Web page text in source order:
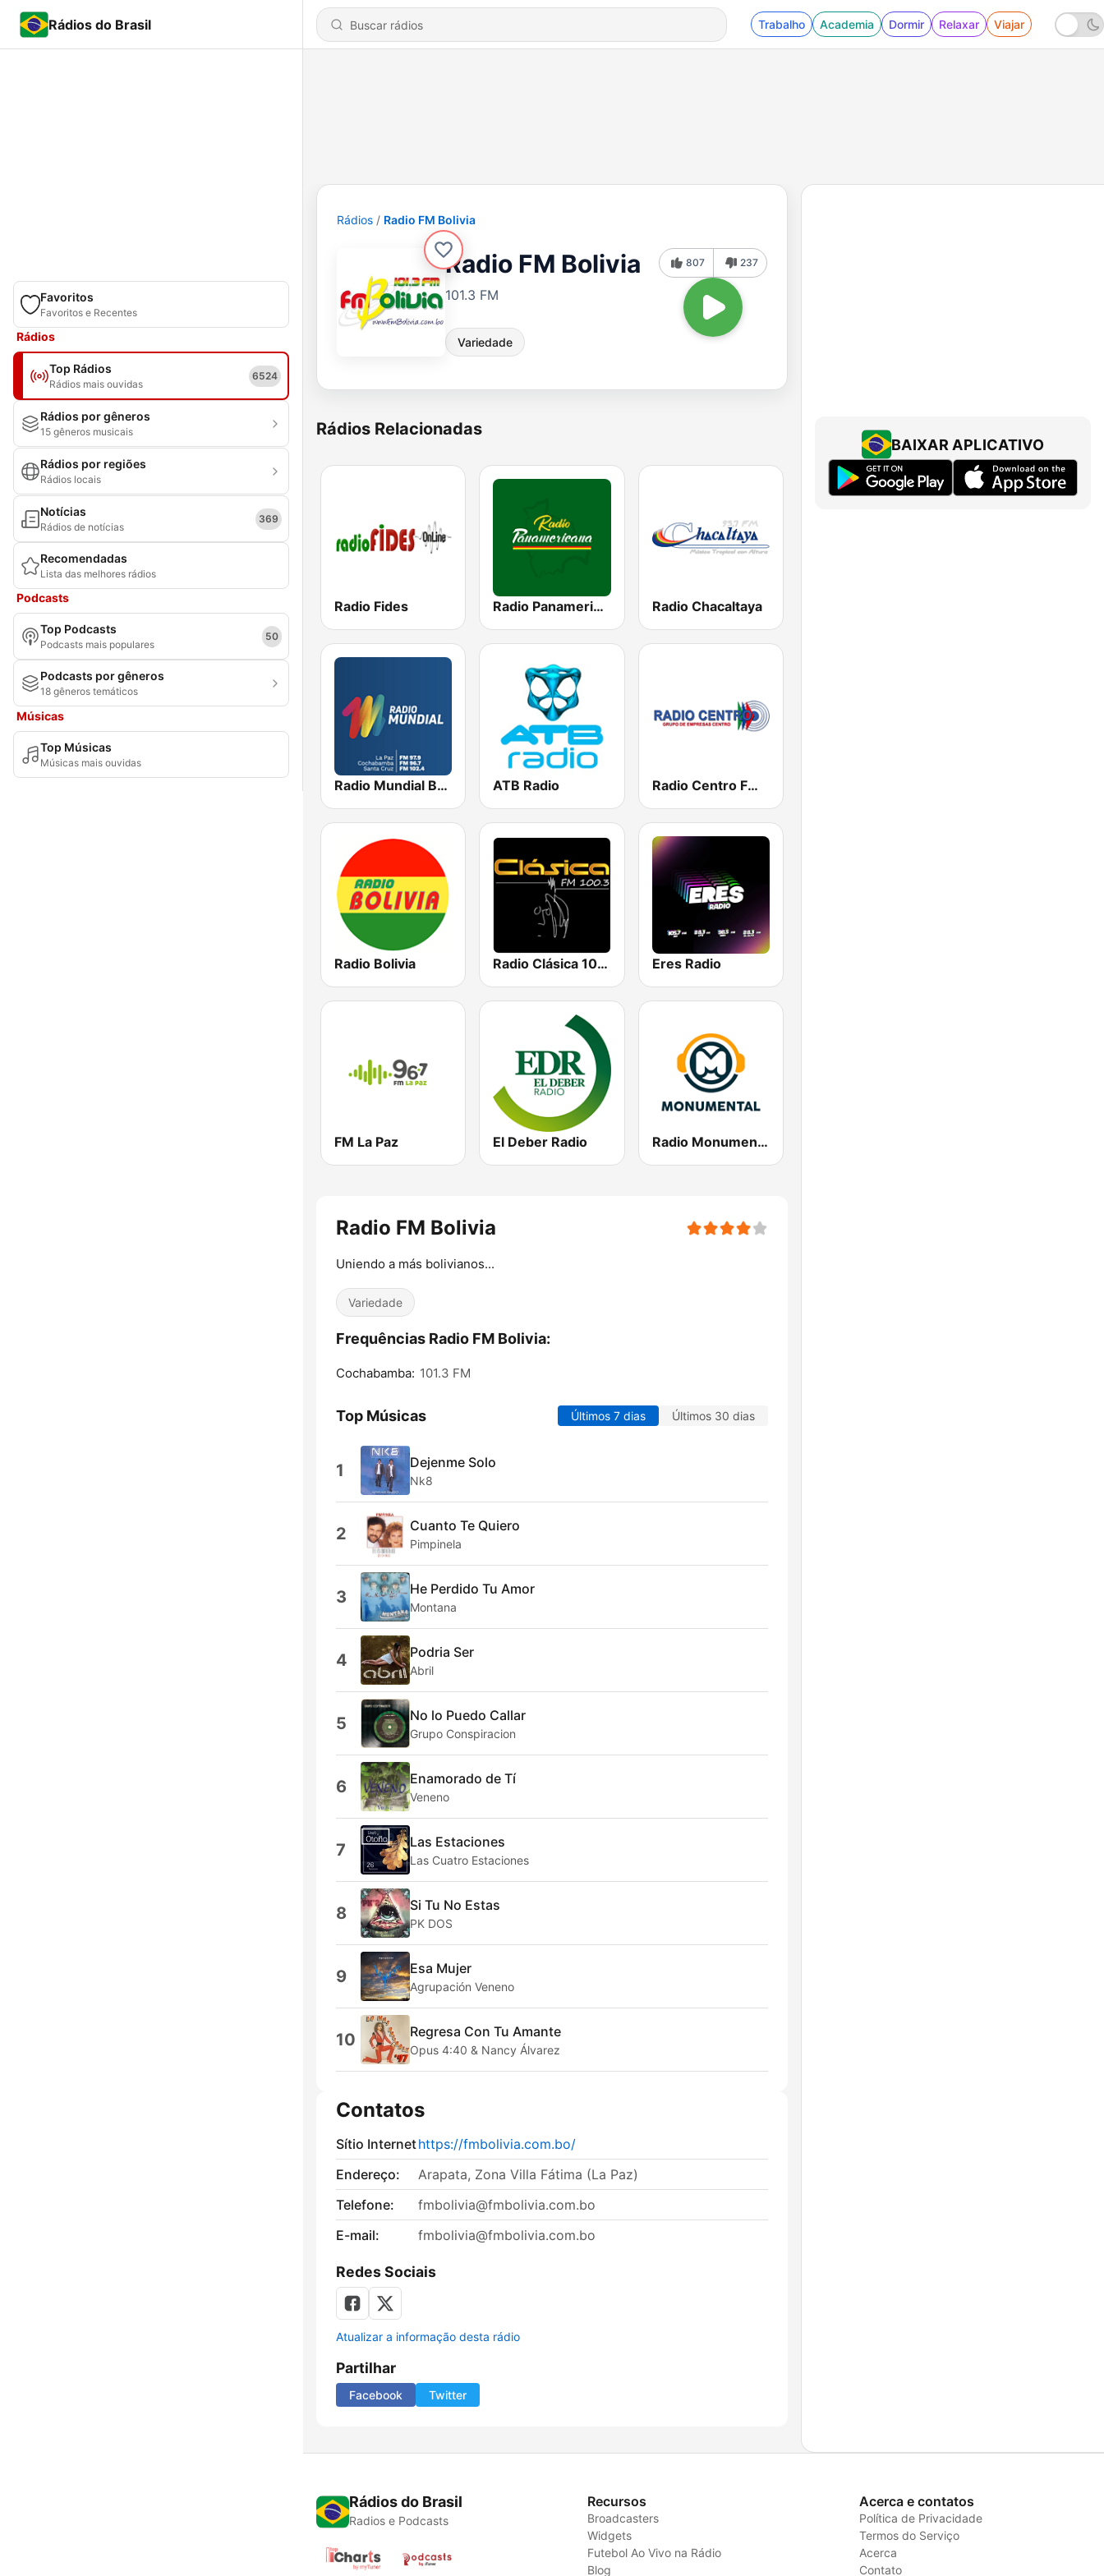
Rádios do Brasil Trabalho Academia Dormir Relaxar Viajar
Favoritos
Favoritos e Recentes
Rádios
Top Rádios
Rádios mais ouvidas
6524
Rádios por gêneros
15 gêneros musicais
Rádios por regiões
Rádios locais
Notícias
Rádios de notícias
369
Recomendadas
Lista das melhores rádios
Podcasts
Top Podcasts
Podcasts mais populares
50
Podcasts por gêneros
18 gêneros temáticos
Músicas
Top Músicas
Músicas mais ouvidas
Rádios Radio FM Bolivia
Radio FM Bolivia
101.3 FM
Variedade
807 237
Rádios Relacionadas
Radio Fides Radio Panamericana Radio Chacaltaya
Radio Mundial Bolivia ATB Radio Radio Centro FM 96.1
Radio Bolivia Radio Clásica 100.3 FM Eres Radio
FM La Paz El Deber Radio Radio Monumental
Radio FM Bolivia
Uniendo a más bolivianos...
Variedade
Frequências Radio FM Bolivia:
Cochabamba: 101.3 FM
Top Músicas Últimos 7 dias Últimos 30 dias
1 Dejenme Solo
Nk8
2 Cuanto Te Quiero
Pimpinela
3 He Perdido Tu Amor
Montana
4 Podria Ser
Abril
5 No lo Puedo Callar
Grupo Conspiracion
6 Enamorado de Tí
Veneno
7 Las Estaciones
Las Cuatro Estaciones
8 Si Tu No Estas
PK DOS
9 Esa Mujer
Agrupación Veneno
10 Regresa Con Tu Amante
Opus 4:40 & Nancy Álvarez
Contatos
Sítio Internethttps://fmbolivia.com.bo/
Endereço:
Arapata, Zona Villa Fátima (La Paz)
Telefone:
fmbolivia@fmbolivia.com.bo
E-mail:
fmbolivia@fmbolivia.com.bo
Redes Sociais
Atualizar a informação desta rádio
Partilhar
Facebook Twitter
BAIXAR APLICATIVO
Rádios do Brasil
Radios e Podcasts
Recursos
Broadcasters
Widgets
Futebol Ao Vivo na Rádio
Blog
Acerca e contatos
Política de Privacidade
Termos do Serviço
Acerca
Contato